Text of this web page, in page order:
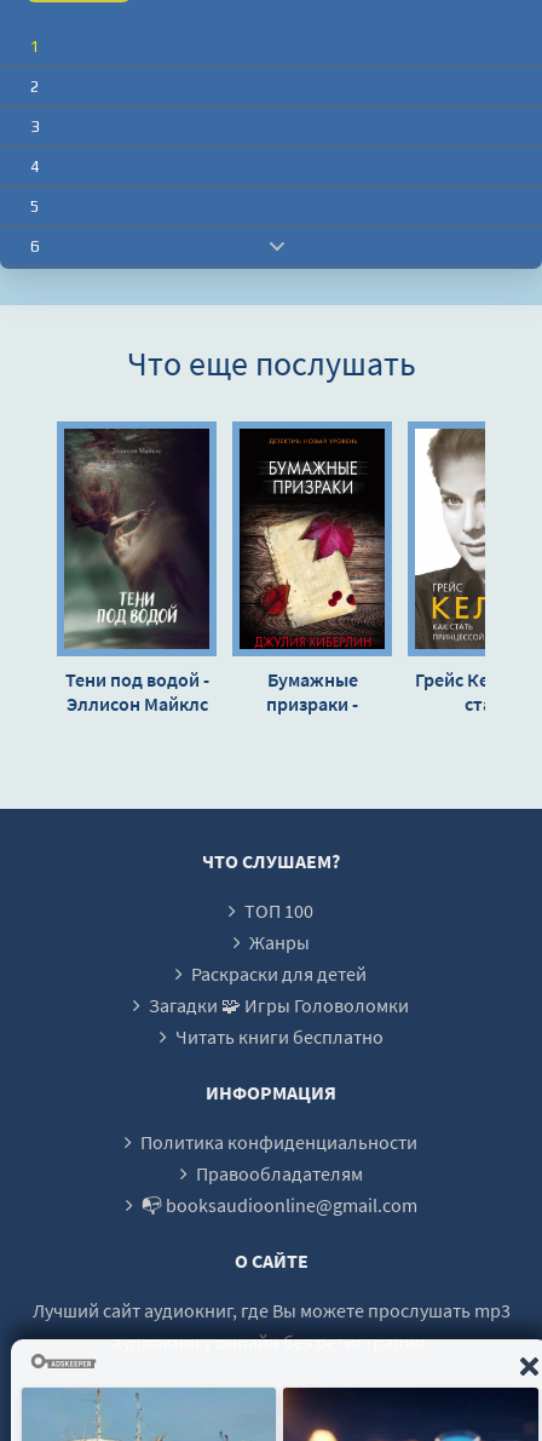
1
2
3
4
5
6
20
Что еще послушать
Тени под водой -
Эллисон Майклс
Бумажные
призраки -
Грейс Келли.
стать
ЧТО СЛУШАЕМ?
ТОП 100
Жанры
Раскраски для детей
Загадки 🧩 Игры Головоломки
Читать книги бесплатно
ИНФОРМАЦИЯ
Политика конфиденциальности
Правообладателям
📭 booksaudioonline@gmail.com
О САЙТЕ
Лучший сайт аудиокниг, где Вы можете прослушать mp3
аудиокнигу онлайн без регистрации.